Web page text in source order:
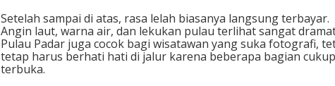
Setelah sampai di atas, rasa lelah biasanya langsung terbayar.
Angin laut, warna air, dan lekukan pulau terlihat sangat
Pulau Padar juga cocok bagi wisatawan yang suka fotografi,
tetap harus berhati hati di jalur karena beberapa bagian cukup
terbuka.